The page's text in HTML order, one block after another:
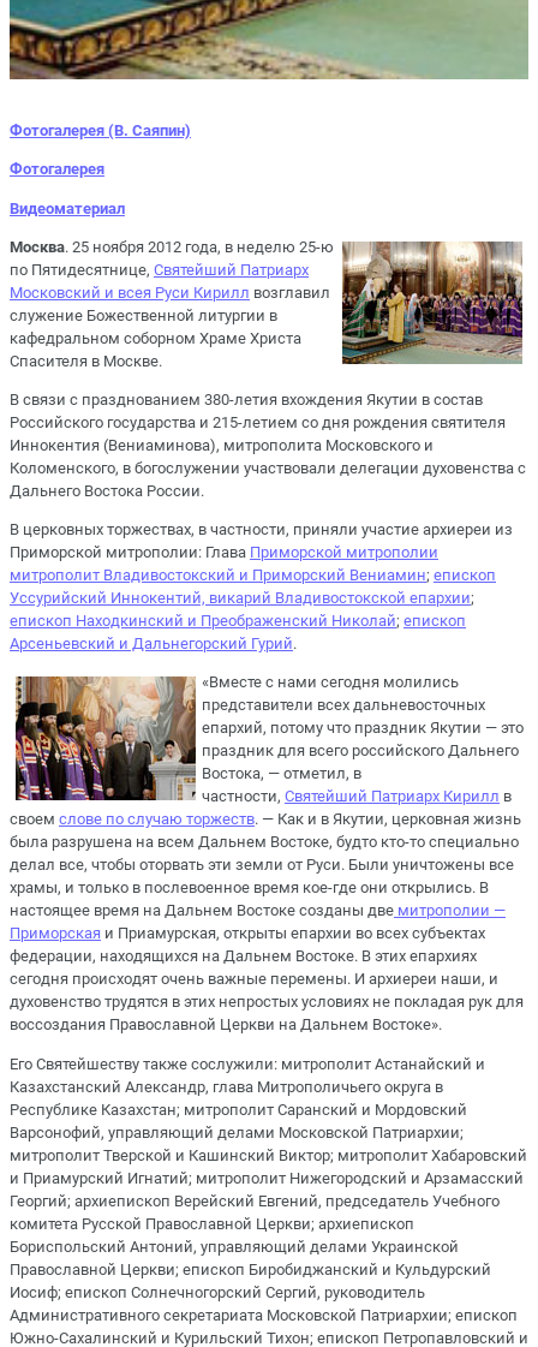
Фотогалерея (В. Саяпин)
Фотогалерея
Видеоматериал
Москва. 25 ноября 2012 года, в неделю 25-ю
по Пятидесятнице, Святейший Патриарх
Московский и всея Руси Кирилл возглавил
служение Божественной литургии в
кафедральном соборном Храме Христа
Спасителя в Москве.
В связи с празднованием 380-летия вхождения Якутии в состав
Российского государства и 215-летием со дня рождения святителя
Иннокентия (Вениаминова), митрополита Московского и
Коломенского, в богослужении участвовали делегации духовенства с
Дальнего Востока России.
В церковных торжествах, в частности, приняли участие архиереи из
Приморской митрополии: Глава Приморской митрополии
митрополит Владивостокский и Приморский Вениамин; епископ
Уссурийский Иннокентий, викарий Владивостокской епархии;
епископ Находкинский и Преображенский Николай; епископ
Арсеньевский и Дальнегорский Гурий.
«Вместе с нами сегодня молились
представители всех дальневосточных
епархий, потому что праздник Якутии — это
праздник для всего российского Дальнего
Востока, — отметил, в
частности, Святейший Патриарх Кирилл в
своем слове по случаю торжеств. — Как и в Якутии, церковная жизнь
была разрушена на всем Дальнем Востоке, будто кто-то специально
делал все, чтобы оторвать эти земли от Руси. Были уничтожены все
храмы, и только в послевоенное время кое-где они открылись. В
настоящее время на Дальнем Востоке созданы две митрополии —
Приморская и Приамурская, открыты епархии во всех субъектах
федерации, находящихся на Дальнем Востоке. В этих епархиях
сегодня происходят очень важные перемены. И архиереи наши, и
духовенство трудятся в этих непростых условиях не покладая рук для
воссоздания Православной Церкви на Дальнем Востоке».
Его Святейшеству также сослужили: митрополит Астанайский и
Казахстанский Александр, глава Митрополичьего округа в
Республике Казахстан; митрополит Саранский и Мордовский
Варсонофий, управляющий делами Московской Патриархии;
митрополит Тверской и Кашинский Виктор; митрополит Хабаровский
и Приамурский Игнатий; митрополит Нижегородский и Арзамасский
Георгий; архиепископ Верейский Евгений, председатель Учебного
комитета Русской Православной Церкви; архиепископ
Бориспольский Антоний, управляющий делами Украинской
Православной Церкви; епископ Биробиджанский и Кульдурский
Иосиф; епископ Солнечногорский Сергий, руководитель
Административного секретариата Московской Патриархии; епископ
Южно-Сахалинский и Курильский Тихон; епископ Петропавловский и